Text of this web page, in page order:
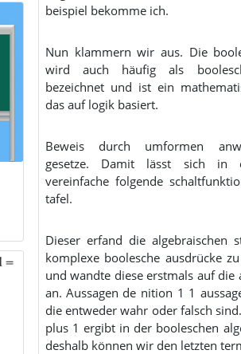
beispiel bekomme ich.
Nun klammern wir aus. Die boolesche algebra
wird auch häufig als
bezeichnet und ist ein
das auf logik basiert.
Beweis durch umformen
gesetze. Damit lässt sich in einem. 3 1
vereinfache folgende
tafel.
Dieser erfand die algebraischen
komplexe boolesche ausdrücke
und wandte diese erstmals auf die
an. Aussagen de nition 1 1 aussagen sind s atze
die entweder wahr oder falsch sind. Eine variable
plus 1 ergibt in der booleschen
deshalb können wir den letzten